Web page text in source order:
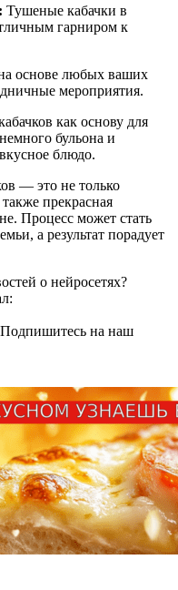
Тушеные кабачки в
гарниром к
основе любых ваших
мероприятия.
как основу для
бульона и
блюдо.
— это не только
прекрасная
Процесс может стать
а результат порадует
о нейросетях?
Подпишитесь на наш